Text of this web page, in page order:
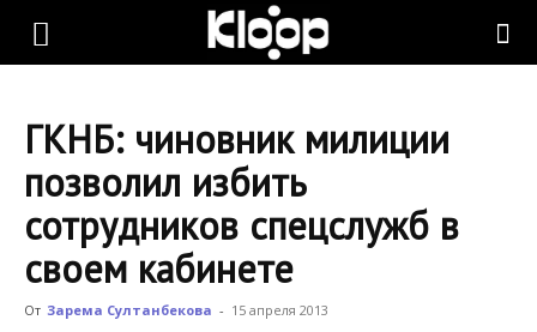
KLOOP.KG
Новости
ГКНБ: чиновник милиции
позволил избить
сотрудников спецслужб в
своем кабинете
От Зарема Султанбекова - 15 апреля 2013